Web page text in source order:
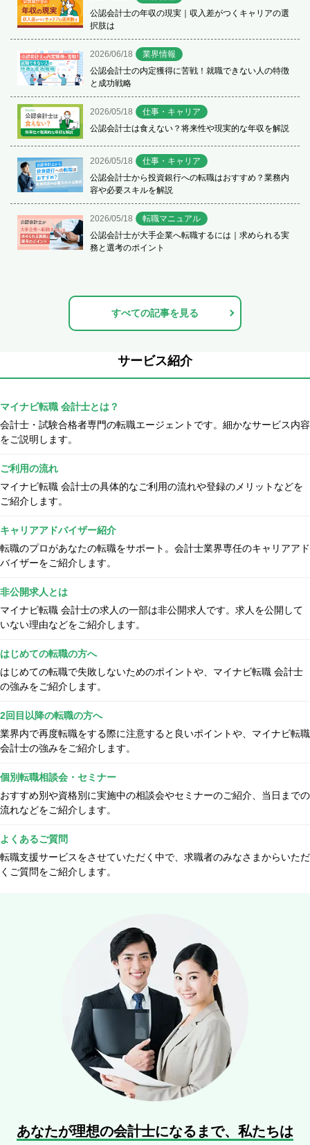
公認会計士の年収の現実｜収入差がつくキャリアの選
択肢は
2026/06/18
業界情報
公認会計士の内定獲得に苦戦！就職できない人の特徴
と成功戦略
2026/05/18
仕事・キャリア
公認会計士は食えない？将来性や現実的な年収を解説
2026/05/18
仕事・キャリア
公認会計士から投資銀行への転職はおすすめ？業務内
容や必要スキルを解説
2026/05/18
転職マニュアル
公認会計士が大手企業へ転職するには｜求められる実
務と選考のポイント
すべての記事を見る
サービス紹介
マイナビ転職 会計士とは？
会計士・試験合格者専門の転職エージェントです。細かなサービス内容
をご説明します。
ご利用の流れ
マイナビ転職 会計士の具体的なご利用の流れや登録のメリットなどを
ご紹介します。
キャリアアドバイザー紹介
転職のプロがあなたの転職をサポート。会計士業界専任のキャリアアド
バイザーをご紹介します。
非公開求人とは
マイナビ転職 会計士の求人の一部は非公開求人です。求人を公開して
いない理由などをご紹介します。
はじめての転職の方へ
はじめての転職で失敗しないためのポイントや、マイナビ転職 会計士
の強みをご紹介します。
2回目以降の転職の方へ
業界内で再度転職をする際に注意すると良いポイントや、マイナビ転職
会計士の強みをご紹介します。
個別転職相談会・セミナー
おすすめ別や資格別に実施中の相談会やセミナーのご紹介、当日までの
流れなどをご紹介します。
よくあるご質問
転職支援サービスをさせていただく中で、求職者のみなさまからいただ
くご質問をご紹介します。
あなたが理想の会計士になるまで、 私たちは